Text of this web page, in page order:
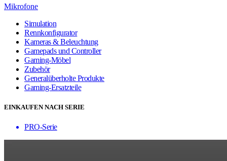
Mikrofone
Simulation
Rennkonfigurator
Kameras & Beleuchtung
Gamepads und Controller
Gaming-Möbel
Zubehör
Generalüberholte Produkte
Gaming-Ersatzteile
EINKAUFEN NACH SERIE
PRO-Serie